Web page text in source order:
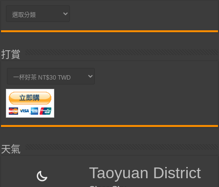
分
打賞
天氣
Taoyuan District